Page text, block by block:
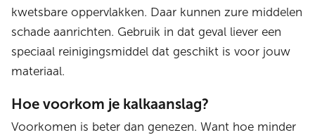
kwetsbare oppervlakken. Daar kunnen zure middelen
schade aanrichten. Gebruik in dat geval liever een
speciaal reinigingsmiddel dat geschikt is voor jouw
materiaal.
Hoe voorkom je kalkaanslag?
Voorkomen is beter dan genezen. Want hoe minder